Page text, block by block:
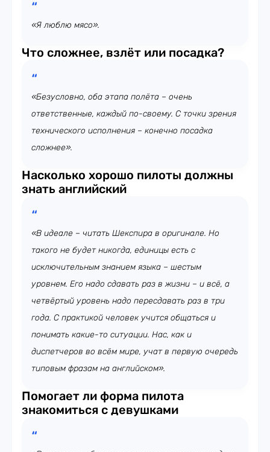
«Я люблю мясо».
Что сложнее, взлёт или посадка?
«Безусловно, оба этапа полёта – очень
ответственные, каждый по-своему. С точки зрения
технического исполнения – конечно посадка
сложнее».
Насколько хорошо пилоты должны
знать английский
«В идеале – читать Шекспира в оригинале. Но
такого не будет никогда, единицы есть с
исключительным знанием языка – шестым
уровнем. Его надо сдавать раз в жизни – и всё, а
четвёртый уровень надо пересдавать раз в три
года. С практикой человек учится общаться и
понимать какие-то ситуации. Нас, как и
диспетчеров во всём мире, учат в первую очередь
типовым фразам на английском».
Помогает ли форма пилота
знакомиться с девушками